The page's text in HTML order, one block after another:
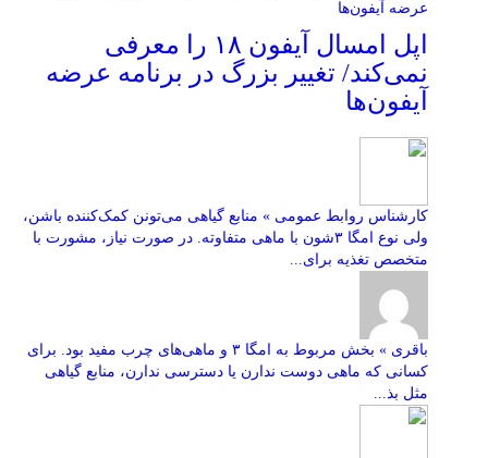
اپل امسال آیفون ۱۸ را معرفی
نمی‌کند/ تغییر بزرگ در برنامه عرضه
آیفون‌ها
کارشناس روابط عمومی » منابع گیاهی می‌تونن کمک‌کننده باشن،
ولی نوع امگا ۳شون با ماهی متفاوته. در صورت نیاز، مشورت با
متخصص تغذیه برای...
باقری » بخش مربوط به امگا ۳ و ماهی‌های چرب مفید بود. برای
کسانی که ماهی دوست ندارن یا دسترسی ندارن، منابع گیاهی
مثل بذ...